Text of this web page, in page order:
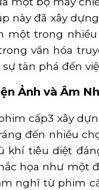
này đã xây
một trong
văn hóa
tàn phá đến
Ảnh và Âm
cấp3 xây
đến nhiều
khí tiêu diệt
họa như một
nghĩ từ phim